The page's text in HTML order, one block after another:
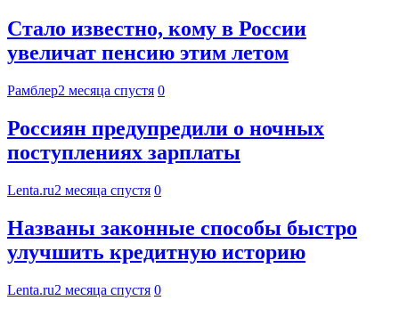
Стало известно, кому в России
увеличат пенсию этим летом
Рамблер2 месяца спустя 0
Россиян предупредили о ночных
поступлениях зарплаты
Lenta.ru2 месяца спустя 0
Названы законные способы быстро
улучшить кредитную историю
Lenta.ru2 месяца спустя 0